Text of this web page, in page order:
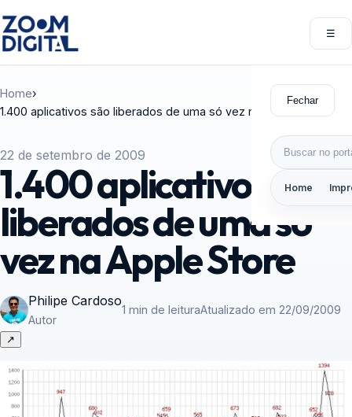
☰
Fechar
Buscar por:
Home
Home›
1.400 aplicativos são liberados de uma só vez na Apple Store
22 de setembro de 2009
1.400 aplicativos são
liberados de uma só
vez na Apple Store
Philipe Cardoso
Autor
1 min de leituraAtualizado em 22/09/2009
↗